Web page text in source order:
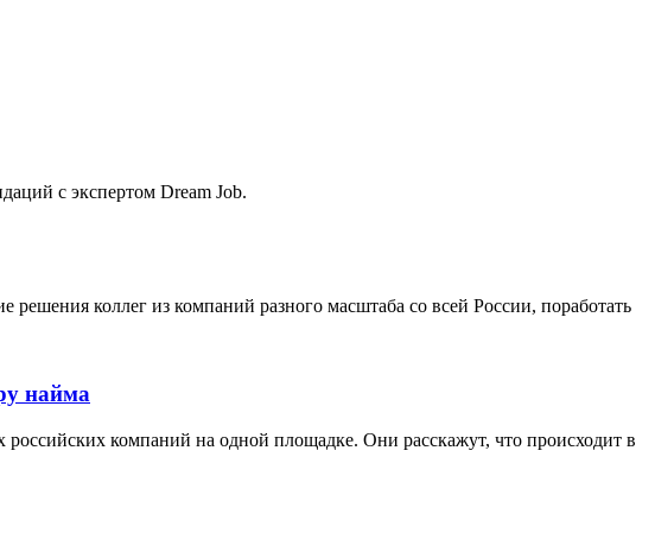
с экспертом Dream Job.
коллег из компаний разного масштаба со всей России, поработать
найма
компаний на одной площадке. Они расскажут, что происходит в